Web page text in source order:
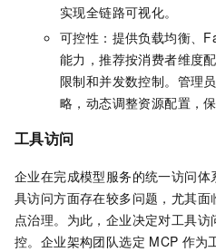
实现全链路可视化。
可控性：提供负载均衡、
能力，推荐按消费者维度
限制和并发数控制。管理
略，动态调整资源配置，
工具访问
企业在完成模型服务的统一访问体
具访问方面存在较多问题，尤其
点治理。为此，企业决定对工具
控。企业架构团队选定 MCP 作为